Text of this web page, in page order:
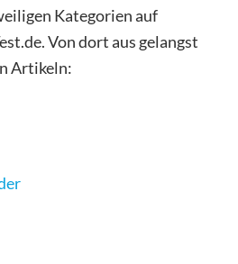
Kategorien auf
Von dort aus gelangst
Artikeln: